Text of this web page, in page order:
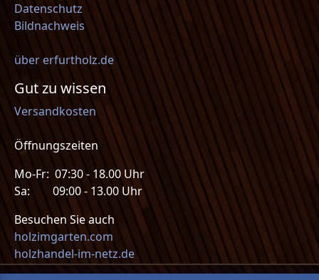
Datenschutz
Bildnachweis
über erfurtholz.de
Gut zu wissen
Versandkosten
Öffnungszeiten
Mo-Fr: 07:30 - 18.00 Uhr
Sa: 09:00 - 13.00 Uhr
Besuchen Sie auch
holzimgarten.com
holzhandel-im-netz.de